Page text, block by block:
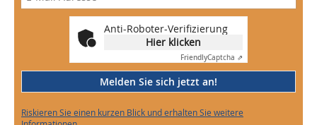
Anti-Roboter-Verifizierung
Hier klicken
FriendlyCaptcha ⇗
Melden Sie sich jetzt an!
Riskieren Sie einen kurzen Blick und erhalten Sie weitere